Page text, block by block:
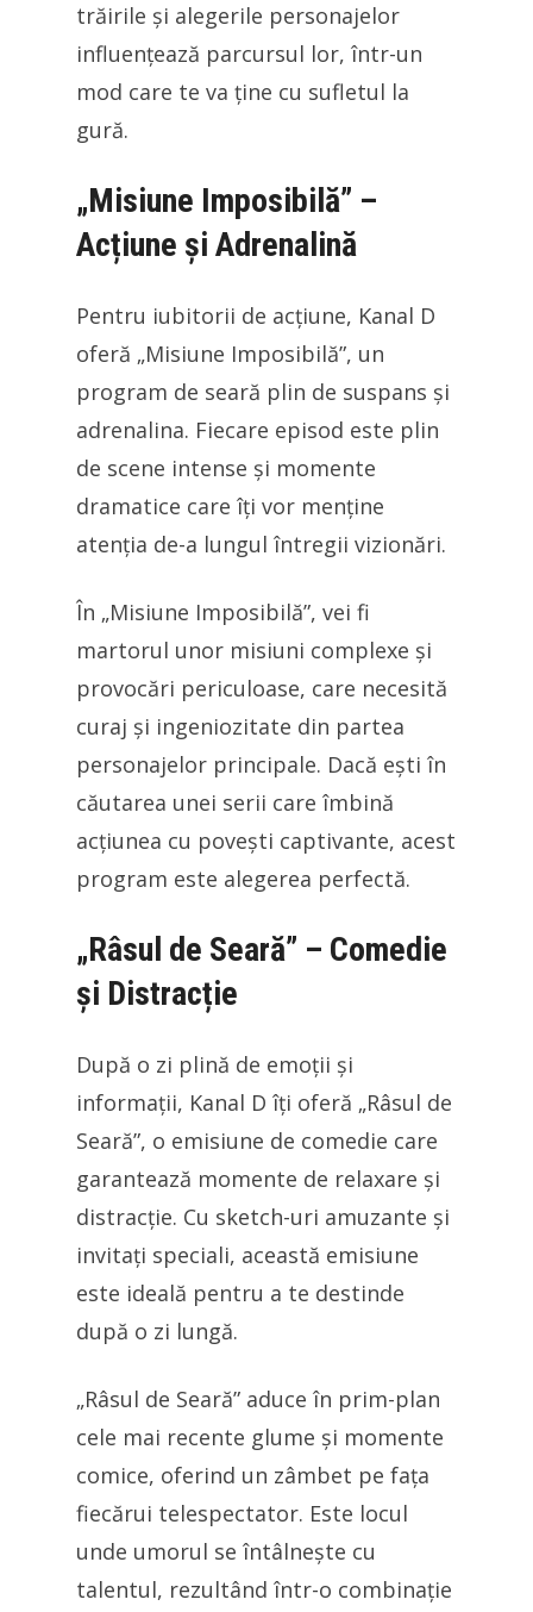
trăirile și alegerile personajelor
influențează parcursul lor, într-un
mod care te va ține cu sufletul la
gură.
„Misiune Imposibilă” –
Acțiune și Adrenalină
Pentru iubitorii de acțiune, Kanal D
oferă „Misiune Imposibilă”, un
program de seară plin de suspans și
adrenalina. Fiecare episod este plin
de scene intense și momente
dramatice care îți vor menține
atenția de-a lungul întregii vizionări.
În „Misiune Imposibilă”, vei fi
martorul unor misiuni complexe și
provocări periculoase, care necesită
curaj și ingeniozitate din partea
personajelor principale. Dacă ești în
căutarea unei serii care îmbină
acțiunea cu povești captivante, acest
program este alegerea perfectă.
„Râsul de Seară” – Comedie
și Distracție
După o zi plină de emoții și
informații, Kanal D îți oferă „Râsul de
Seară”, o emisiune de comedie care
garantează momente de relaxare și
distracție. Cu sketch-uri amuzante și
invitați speciali, această emisiune
este ideală pentru a te destinde
după o zi lungă.
„Râsul de Seară” aduce în prim-plan
cele mai recente glume și momente
comice, oferind un zâmbet pe fața
fiecărui telespectator. Este locul
unde umorul se întâlnește cu
talentul, rezultând într-o combinație